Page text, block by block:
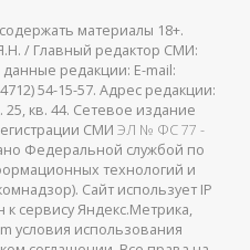
материалы 18+.
/ Главный редактор СМИ:
редакции: E-mail:
54-15-57. Адрес редакции:
25, кв. 44. Сетевое издание
СМИ ЭЛ № ФС 77 -
Федеральной службой по
технологий и
Сайт использует IP
сервису Яндекс.Метрика,
условия использования